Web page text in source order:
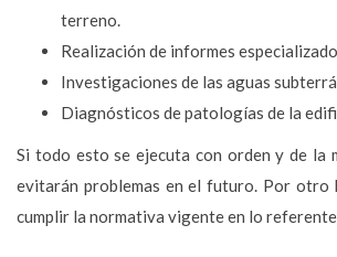
terreno.
Realización de informes
Investigaciones de las aguas
Diagnósticos de patologías de la
Si todo esto se ejecuta con orden y de la
evitarán problemas en el futuro. Por otro
cumplir la normativa vigente en lo